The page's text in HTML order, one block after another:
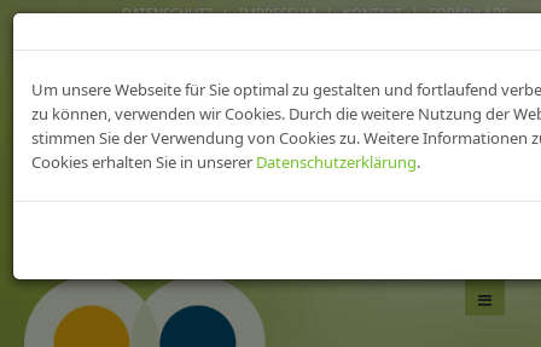
DATENSCHUTZ IMPRESSUM KONTAKT FORMULARE
FAIRsicherungen fürs
heilWESEN
Das Beste aus zwei Welten,
Um unsere Webseite für Sie optimal zu gestalten und fortlaufend
zu können, verwenden wir Cookies. Durch die weitere Nutzung der
stimmen Sie der Verwendung von Cookies zu. Weitere Informationen
Cookies erhalten Sie in unserer Datenschutzerklärung.